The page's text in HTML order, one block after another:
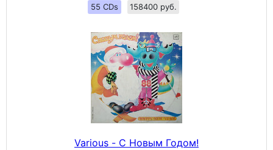
55 CDs 158400 руб.
Various - С Новым Годом!